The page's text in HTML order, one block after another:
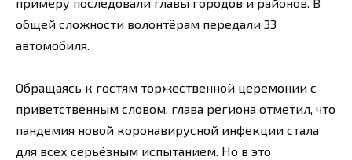
общей сложности волонтёрам передали 33
автомобиля.
Обращаясь к гостям торжественной церемонии с
приветственным словом, глава региона отметил, что
пандемия новой коронавирусной инфекции стала
для всех серьёзным испытанием. Но в это